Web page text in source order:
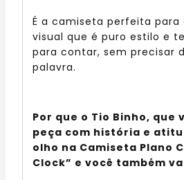
É a camiseta perfeita para
visual que é puro estilo e
para contar, sem precisar
palavra.
Por que o Tio Binho, que
peça com história e
olho na Camiseta Plano
Clock” e você também